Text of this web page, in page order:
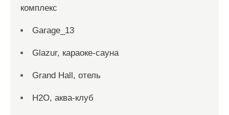
комплекс
Garage_13
Glazur, караоке-сауна
Grand Hall, отель
H2O, аква-клуб